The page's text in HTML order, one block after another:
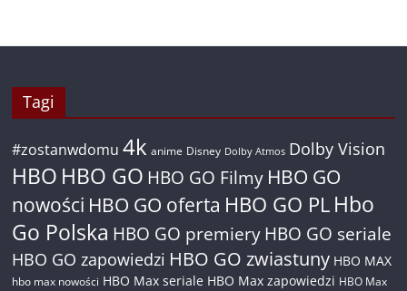
Tagi
#zostanwdomu 4k anime Disney Dolby Atmos Dolby Vision
HBO HBO GO HBO GO Filmy HBO GO
nowości HBO GO oferta HBO GO PL Hbo
Go Polska HBO GO premiery HBO GO seriale
HBO GO zapowiedzi HBO GO zwiastuny HBO MAX
hbo max nowości HBO Max seriale HBO Max zapowiedzi HBO Max